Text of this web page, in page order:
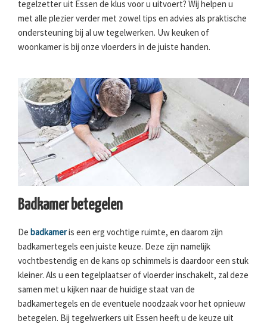
tegelzetter uit Essen de klus voor u uitvoert? Wij helpen u
met alle plezier verder met zowel tips en advies als praktische
ondersteuning bij al uw tegelwerken. Uw keuken of
woonkamer is bij onze vloerders in de juiste handen.
Badkamer betegelen
De badkameris een erg vochtige ruimte, en daarom zijn
badkamertegels een juiste keuze. Deze zijn namelijk
vochtbestendig en de kans op schimmels is daardoor een stuk
kleiner. Als u een tegelplaatser of vloerder inschakelt, zal deze
samen met u kijken naar de huidige staat van de
badkamertegels en de eventuele noodzaak voor het opnieuw
betegelen. Bij tegelwerkers uit Essen heeft u de keuze uit